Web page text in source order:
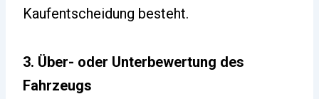
Kaufentscheidung besteht.
3. Über- oder Unterbewertung des
Fahrzeugs